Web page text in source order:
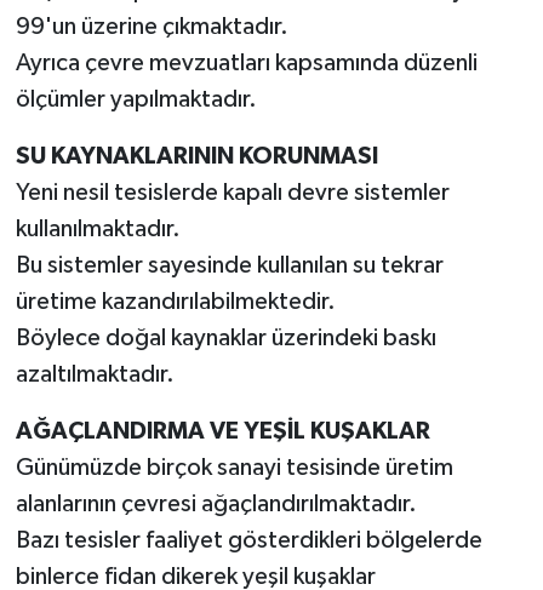
99'un üzerine çıkmaktadır.
Ayrıca çevre mevzuatları kapsamında düzenli
ölçümler yapılmaktadır.
SU KAYNAKLARININ KORUNMASI
Yeni nesil tesislerde kapalı devre sistemler
kullanılmaktadır.
Bu sistemler sayesinde kullanılan su tekrar
üretime kazandırılabilmektedir.
Böylece doğal kaynaklar üzerindeki baskı
azaltılmaktadır.
AĞAÇLANDIRMA VE YEŞİL KUŞAKLAR
Günümüzde birçok sanayi tesisinde üretim
alanlarının çevresi ağaçlandırılmaktadır.
Bazı tesisler faaliyet gösterdikleri bölgelerde
binlerce fidan dikerek yeşil kuşaklar